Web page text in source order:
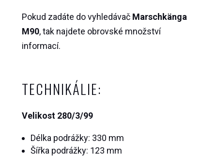
Pokud zadáte do vyhledávač Marschkänga
M90, tak najdete obrovské množství
informací.
TECHNIKÁLIE:
Velikost 280/3/99
Délka podrážky: 330 mm
Šířka podrážky: 123 mm